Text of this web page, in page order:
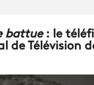
battue: le
de Télévision